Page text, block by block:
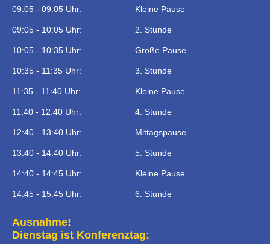
09:05 - 09:05 Uhr: Kleine Pause
09:05 - 10:05 Uhr: 2. Stunde
10:05 - 10:35 Uhr: Große Pause
10:35 - 11:35 Uhr: 3. Stunde
11:35 - 11:40 Uhr: Kleine Pause
11:40 - 12:40 Uhr: 4. Stunde
12:40 - 13:40 Uhr: Mittagspause
13:40 - 14:40 Uhr: 5. Stunde
14:40 - 14:45 Uhr: Kleine Pause
14:45 - 15:45 Uhr: 6. Stunde
Ausnahme!
Dienstag ist Konferenztag: